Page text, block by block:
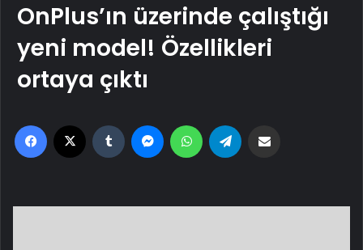
OnPlus’ın üzerinde çalıştığı
yeni model! Özellikleri
ortaya çıktı
Facebook Tumblr MessengerWhatsApp